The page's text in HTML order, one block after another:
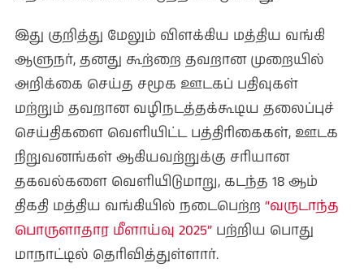
இது குறித்து மேலும் விளக்கிய மத்திய வங்கி
ஆளுநர், தனது கூற்றை தவறான முறையில்
அறிக்கை செய்த சமூக ஊடகப் பதிவுகள்
மற்றும் தவறான வழிநடத்தக்கூடிய தலைப்புச்
செய்திகளை வெளியிட்ட பத்திரிகைகள், ஊடக
நிறுவனங்கள் ஆகியவற்றுக்கு சரியான
தகவல்களை வெளியிடுமாறு, கடந்த 18 ஆம்
திகதி மத்திய வங்கியில் நடைபெற்ற “வருடாந்த
பொருளாதார மீளாய்வு 2025” பற்றிய பொது
மாநாட்டில் தெரிவித்துள்ளார்.